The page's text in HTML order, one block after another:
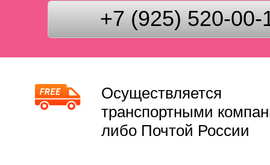
+7 (925) 520-00-
Осуществляется
транспортными
либо Почтой России